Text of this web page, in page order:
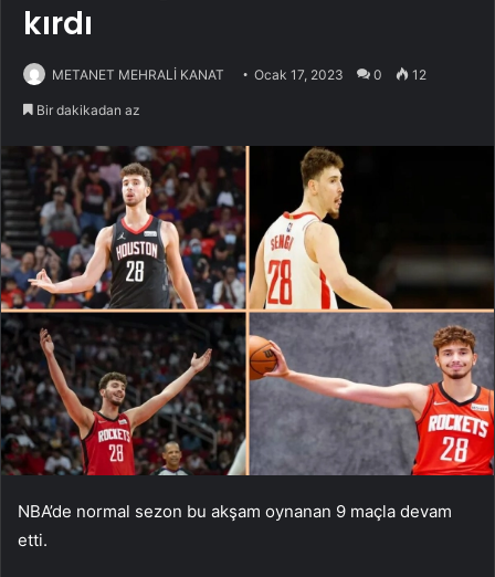
kırdı
METANET MEHRALİ KANAT Ocak 17, 2023 0 12
Bir dakikadan az
NBA’de normal sezon bu akşam oynanan 9 maçla devam
etti.